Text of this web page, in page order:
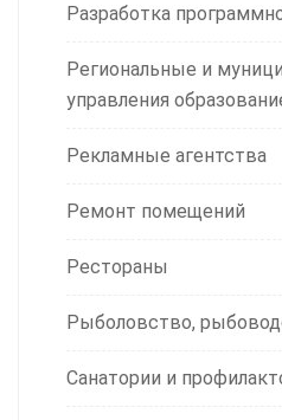
Разработка
Региональные и
управления
Рекламные агентства
Ремонт помещений
Рестораны
Рыболовство,
Санатории и